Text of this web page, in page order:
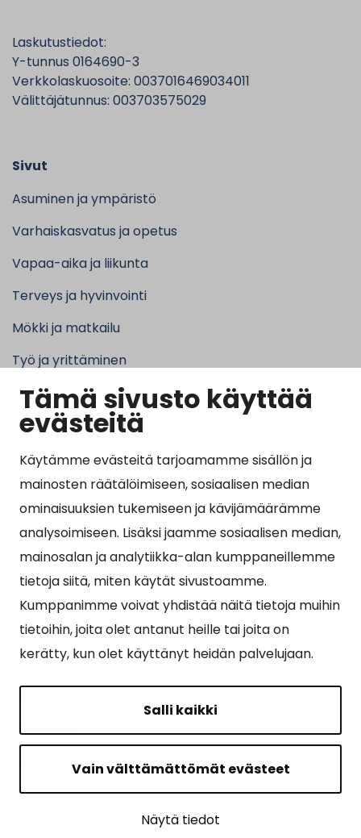
Tämä sivusto käyttää
evästeitä
Käytämme evästeitä tarjoamamme sisällön ja
mainosten räätälöimiseen, sosiaalisen median
ominaisuuksien tukemiseen ja kävijämäärämme
analysoimiseen. Lisäksi jaamme sosiaalisen median,
mainosalan ja analytiikka-alan kumppaneillemme
tietoja siitä, miten käytät sivustoamme.
Kumppanimme voivat yhdistää näitä tietoja muihin
tietoihin, joita olet antanut heille tai joita on
kerätty, kun olet käyttänyt heidän palvelujaan.
Salli kaikki
Vain välttämättömät evästeet
Näytä tiedot
Laskutustiedot:
Y-tunnus 0164690-3
Verkkolaskuosoite: 0037016469034011
Välittäjätunnus: 003703575029
Sivut
Asuminen ja ympäristö
Varhaiskasvatus ja opetus
Vapaa-aika ja liikunta
Terveys ja hyvinvointi
Mökki ja matkailu
Työ ja yrittäminen
Kunta ja hallinto
Suosituimmat sivut
Esityslistat, pöytäkirjat, viranhaltijapäätökset ja
kuulutukset
Tietoa ja ohjeistusta koronavirukseen liittyen
Asiointipiste
Sähköinen asiointi
Yhteydenotto
Tilavaraus
Ruokalistat